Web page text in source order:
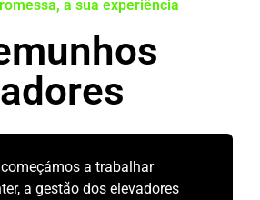
a sua experiência
a trabalhar
a gestão dos elevadores